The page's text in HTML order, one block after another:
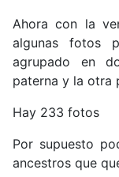
Ahora con la
algunas fotos
agrupado en
paterna y la otra
Hay 233 fotos
Por supuesto
ancestros que